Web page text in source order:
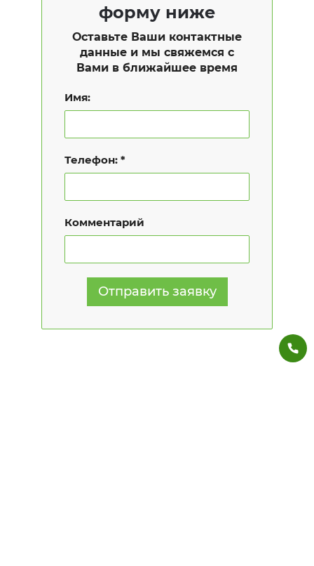
форму ниже
Оставьте Ваши контактные
данные и мы свяжемся с
Вами в ближайшее время
Имя:
Телефон:
Комментарий
Отправить заявку